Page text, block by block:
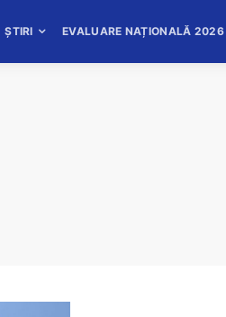
ȘTIRI EVALUARE NAȚIONALĂ 2026